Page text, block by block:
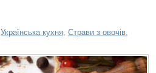
Українська кухня, Страви з овочів,